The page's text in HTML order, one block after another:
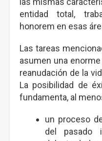
entidad total,
honorem en esas
Las tareas
asumen una
reanudación de la
La posibilidad de
fundamenta, al
un proceso
del pasado